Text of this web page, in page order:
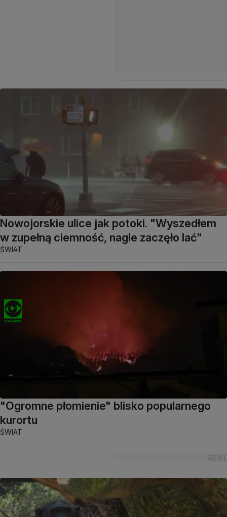
Nowojorskie ulice jak potoki. "Wyszedłem
w zupełną ciemność, nagle zaczęło lać"
ŚWIAT
"Ogromne płomienie" blisko popularnego
kurortu
ŚWIAT